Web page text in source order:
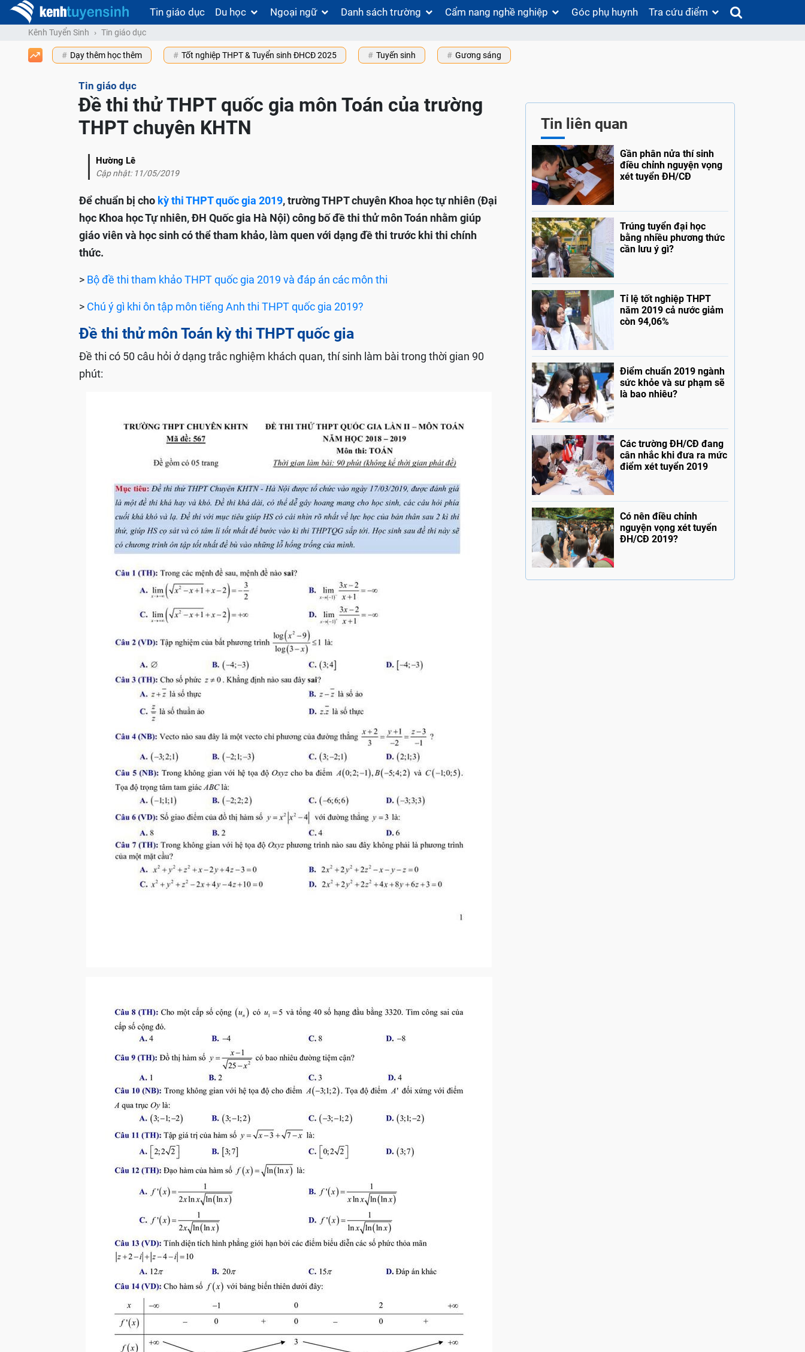
Tin giáo dục Du học Ngoại ngữ Danh sách trường Cẩm nang nghề nghiệp Góc phụ huynh Tra cứu điểm
Kênh Tuyển Sinh Tin giáo dục
Dạy thêm học thêm Tốt nghiệp THPT & Tuyển sinh ĐHCĐ 2025 Tuyến sinh Gương sáng
Tin giáo dục
Đề thi thử THPT quốc gia môn Toán của trường
THPT chuyên KHTN
Hường Lê
Cập nhật: 11/05/2019
Để chuẩn bị cho kỳ thi THPT quốc gia 2019, trường THPT chuyên Khoa học tự nhiên (Đại
học Khoa học Tự nhiên, ĐH Quốc gia Hà Nội) công bố đề thi thử môn Toán nhằm giúp
giáo viên và học sinh có thể tham khảo, làm quen với dạng đề thi trước khi thi chính
thức.
> Bộ đề thi tham khảo THPT quốc gia 2019 và đáp án các môn thi
> Chú ý gì khi ôn tập môn tiếng Anh thi THPT quốc gia 2019?
Đề thi thử môn Toán kỳ thi THPT quốc gia
Đề thi có 50 câu hỏi ở dạng trắc nghiệm khách quan, thí sinh làm bài trong thời gian 90
phút:
Tin liên quan
Gần phân nửa thí sinh
điều chỉnh nguyện vọng
xét tuyển ĐH/CĐ
Trúng tuyển đại học
bằng nhiều phương thức
cần lưu ý gì?
Tỉ lệ tốt nghiệp THPT
năm 2019 cả nước giảm
còn 94,06%
Điểm chuẩn 2019 ngành
sức khỏe và sư phạm sẽ
là bao nhiêu?
Các trường ĐH/CĐ đang
cân nhắc khi đưa ra mức
điểm xét tuyển 2019
Có nên điều chỉnh
nguyện vọng xét tuyển
ĐH/CĐ 2019?